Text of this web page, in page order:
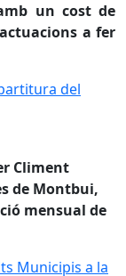
un cost de
a fer
del
del
Climent
de Montbui,
mensual de
Municipis a la
Municipis a la